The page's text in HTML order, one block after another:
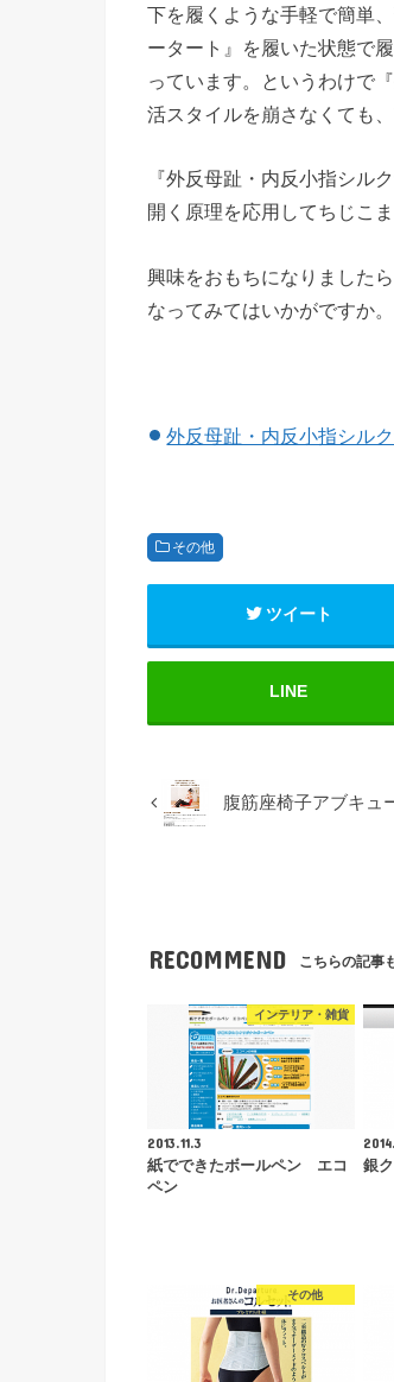
下を履くような手軽で簡単
ータート』を履いた状態で
っています。というわけで
活スタイルを崩さなくても
『外反母趾・内反小指シル
開く原理を応用してちじこ
興味をおもちになりました
なってみてはいかがですか。
外反母趾・内反小指シル
その他
ツイート
LINE
腹筋座椅子アブキュ
RECOMMEND こちらの記事
インテリア・雑貨
2013.11.3
紙でできたボールペン エコ
ペン
銀
その他